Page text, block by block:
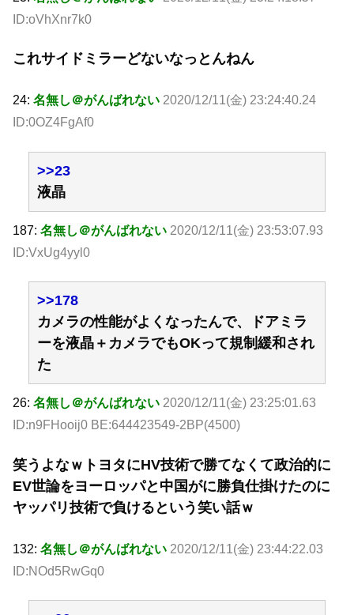
ID:oVhXnr7k0
これサイドミラーどないなっとんねん
24: 名無し＠がんばれない 2020/12/11(金) 23:24:40.24
ID:0OZ4FgAf0
>>23
液晶
187: 名無し＠がんばれない 2020/12/11(金) 23:53:07.93
ID:VxUg4yyl0
>>178
カメラの性能がよくなったんで、ドアミラ
ーを液晶＋カメラでもOKって規制緩和され
た
26: 名無し＠がんばれない 2020/12/11(金) 23:25:01.63
ID:n9FHooij0 BE:644423549-2BP(4500)
笑うよなｗトヨタにHV技術で勝てなくて政治的に
EV世論をヨーロッパと中国がに勝負仕掛けたのに
ヤッパリ技術で負けるという笑い話ｗ
132: 名無し＠がんばれない 2020/12/11(金) 23:44:22.03
ID:NOd5RwGq0